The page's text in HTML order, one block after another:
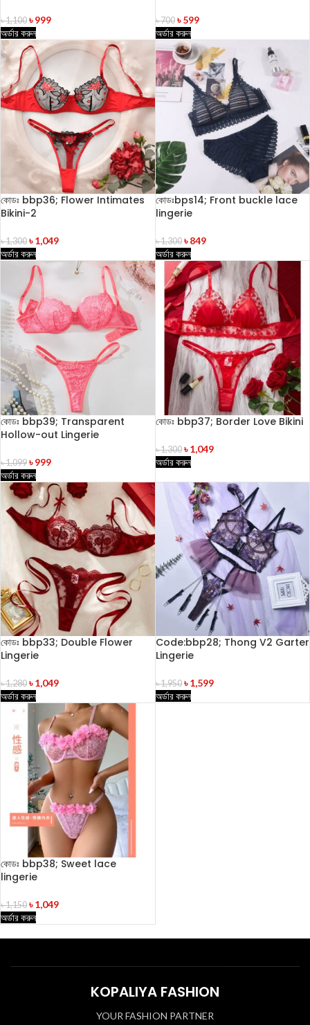
৳1,100 ৳999
অর্ডার করুন
৳700 ৳599
অর্ডার করুন
কোডঃ bbp36; Flower Intimates
Bikini-2
৳1,300 ৳1,049
অর্ডার করুন
কোডঃbps14; Front buckle lace
lingerie
৳1,300 ৳849
অর্ডার করুন
কোডঃ bbp39; Transparent
Hollow-out Lingerie
৳1,099 ৳999
অর্ডার করুন
কোডঃ bbp37; Border Love Bikini
৳1,300 ৳1,049
অর্ডার করুন
কোডঃ bbp33; Double Flower
Lingerie
৳1,280 ৳1,049
অর্ডার করুন
Code:bbp28; Thong V2 Garter
Lingerie
৳1,950 ৳1,599
অর্ডার করুন
কোডঃ bbp38; Sweet lace
lingerie
৳1,150 ৳1,049
অর্ডার করুন
KOPALIYA FASHION
YOUR FASHION PARTNER